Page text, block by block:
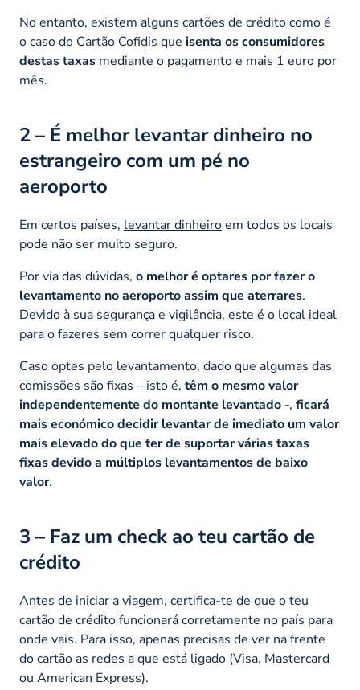
No entanto, existem alguns cartões de crédito como é
o caso do Cartão Cofidis que isenta os consumidores
destas taxas mediante o pagamento e mais 1 euro por
mês.
2 – É melhor levantar dinheiro no
estrangeiro com um pé no
aeroporto
Em certos países, levantar dinheiroem todos os locais
pode não ser muito seguro.
Por via das dúvidas, o melhor é optares por fazer o
levantamento no aeroporto assim que aterrares.
Devido à sua segurança e vigilância, este é o local ideal
para o fazeres sem correr qualquer risco.
Caso optes pelo levantamento, dado que algumas das
comissões são fixas – isto é, têm o mesmo valor
independentemente do montante levantado -, ficará
mais económico decidir levantar de imediato um valor
mais elevado do que ter de suportar várias taxas
fixas devido a múltiplos levantamentos de baixo
valor.
3 – Faz um check ao teu cartão de
crédito
Antes de iniciar a viagem, certifica-te de que o teu
cartão de crédito funcionará corretamente no país para
onde vais. Para isso, apenas precisas de ver na frente
do cartão as redes a que está ligado (Visa, Mastercard
ou American Express).